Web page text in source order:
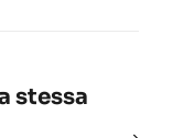
stessa